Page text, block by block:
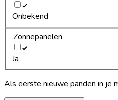
Onbekend
Zonnepanelen
Ja
Als eerste nieuwe panden in je